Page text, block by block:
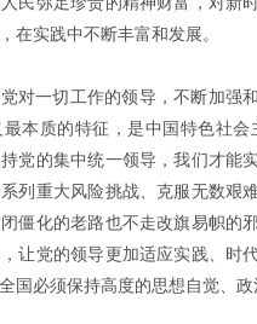
在实践中不断丰富和发展。
对一切工作的领导，不断加强
本质的特征，是中国特色社
党的集中统一领导，我们才能
列重大风险挑战、克服无数艰
僵化的老路也不走改旗易帜的
让党的领导更加适应实践、时
国必须保持高度的思想自觉、